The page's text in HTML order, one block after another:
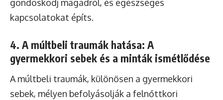
gondoskodj magadról, és egészséges
kapcsolatokat építs.
4. A múltbeli traumák hatása: A
gyermekkori sebek és a minták ismétlődése
A múltbeli traumák, különösen a gyermekkori
sebek, mélyen befolyásolják a felnőttkori